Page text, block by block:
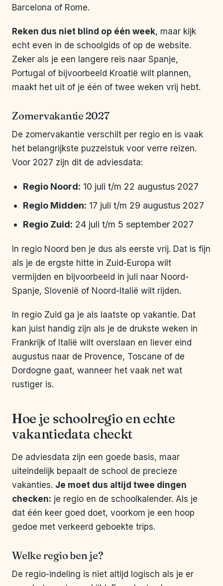
Barcelona of Rome.
Reken dus niet blind op één week, maar kijk
echt even in de schoolgids of op de website.
Zeker als je een langere reis naar Spanje,
Portugal of bijvoorbeeld Kroatië wilt plannen,
maakt het uit of je één of twee weken vrij hebt.
Zomervakantie 2027
De zomervakantie verschilt per regio en is vaak
het belangrijkste puzzelstuk voor verre reizen.
Voor 2027 zijn dit de adviesdata:
Regio Noord: 10 juli t/m 22 augustus 2027
Regio Midden: 17 juli t/m 29 augustus 2027
Regio Zuid: 24 juli t/m 5 september 2027
In regio Noord ben je dus als eerste vrij. Dat is fijn
als je de ergste hitte in Zuid-Europa wilt
vermijden en bijvoorbeeld in juli naar Noord-
Spanje, Slovenië of Noord-Italië wilt rijden.
In regio Zuid ga je als laatste op vakantie. Dat
kan juist handig zijn als je de drukste weken in
Frankrijk of Italië wilt overslaan en liever eind
augustus naar de Provence, Toscane of de
Dordogne gaat, wanneer het vaak net wat
rustiger is.
Hoe je schoolregio en echte
vakantiedata checkt
De adviesdata zijn een goede basis, maar
uiteindelijk bepaalt de school de precieze
vakanties. Je moet dus altijd twee dingen
checken: je regio en de schoolkalender. Als je
dat één keer goed doet, voorkom je een hoop
gedoe met verkeerd geboekte trips.
Welke regio ben je?
De regio-indeling is niet altijd logisch als je er